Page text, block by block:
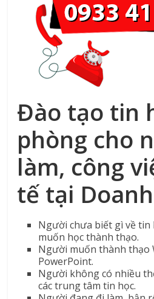
Đào tạo tin
phòng cho
làm, công
tế tại
Người chưa biết gì về tin
muốn học thành thạo.
Người muốn thành thạo
PowerPoint.
Người không có nhiều
các trung tâm tin học.